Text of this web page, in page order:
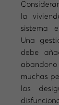
la
sistema
Una
debe
muchas
las